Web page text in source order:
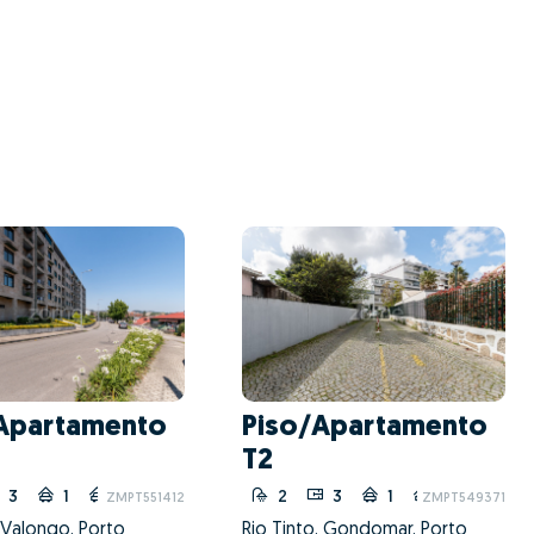
3 1 20
ZMPT551412
Porto
Piso/Apartamento
T2
2 3 1 20
ZMPT549371
Rio Tinto, Gondomar, Porto